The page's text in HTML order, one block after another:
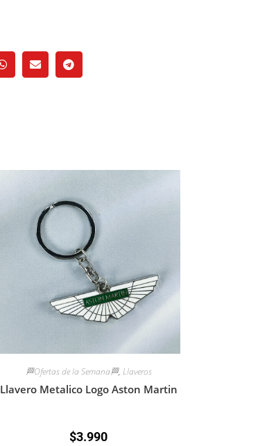
🏁Ofertas de la Semana🏁, Llaveros
Llavero Metalico Logo Aston Martin
$3.990